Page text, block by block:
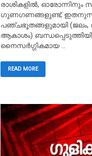
രാശികളിൽ, ഓരോന്നിനും
ഗുണഗണങ്ങളുണ്ട്;
പഞ്ചഭൂതങ്ങളുമായി (ജലം,
ആകാശം)
നൈസർഗ്ഗികമായ …
READ MORE